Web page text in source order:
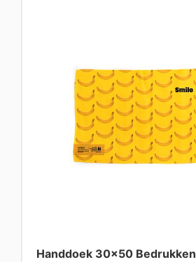
Handdoek 30×50 Bedrukken